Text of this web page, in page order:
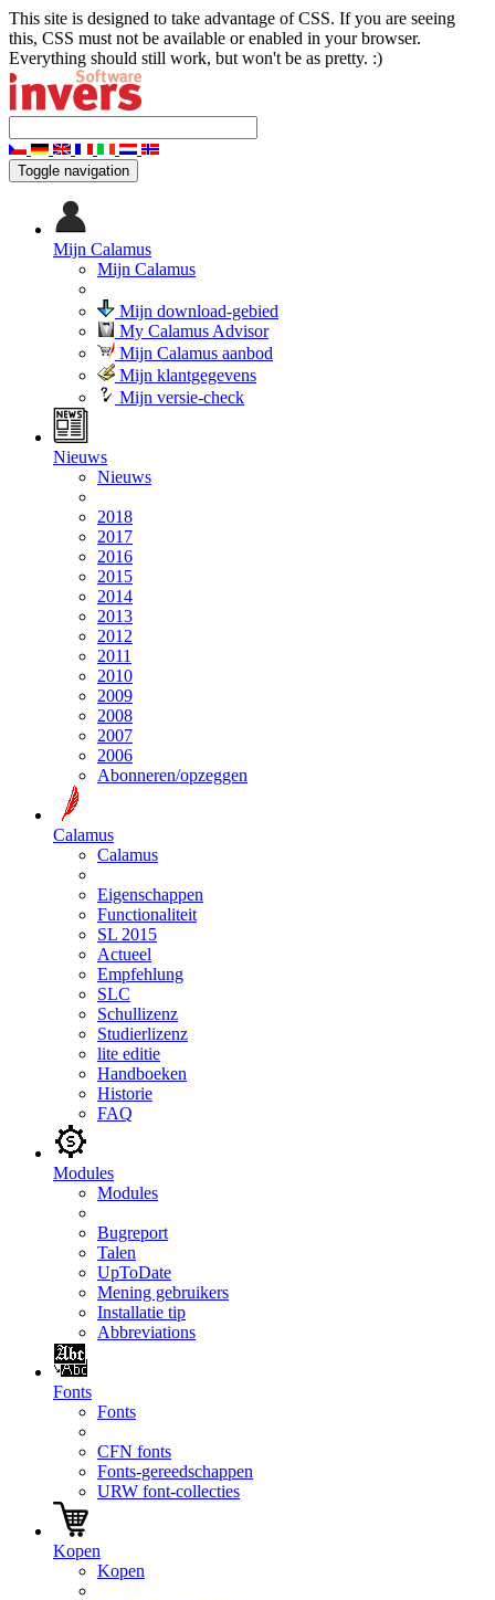
This site is designed to take advantage of CSS. If you are seeing
this, CSS must not be available or enabled in your browser.
Everything should still work, but won't be as pretty. :)
Toggle navigation
Mijn Calamus
Mijn Calamus
Mijn download-gebied
My Calamus Advisor
Mijn Calamus aanbod
Mijn klantgegevens
Mijn versie-check
Nieuws
Nieuws
2018
2017
2016
2015
2014
2013
2012
2011
2010
2009
2008
2007
2006
Abonneren/opzeggen
Calamus
Calamus
Eigenschappen
Functionaliteit
SL 2015
Actueel
Empfehlung
SLC
Schullizenz
Studierlizenz
lite editie
Handboeken
Historie
FAQ
Modules
Modules
Bugreport
Talen
UpToDate
Mening gebruikers
Installatie tip
Abbreviations
Fonts
Fonts
CFN fonts
Fonts-gereedschappen
URW font-collecties
Kopen
Kopen